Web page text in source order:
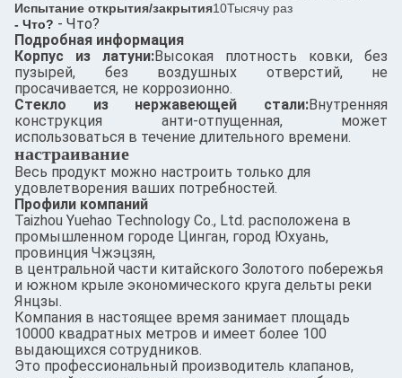
Испытание открытия/закрытия10Тысячу раз
- Что? - Что?
Подробная информация
Корпус из латуни:Высокая плотность ковки, без
пузырей, без воздушных отверстий, не
просачивается, не коррозионно.
Стекло из нержавеющей стали:Внутренняя
конструкция анти-отпущенная, может
использоваться в течение длительного времени.
настраивание
Весь продукт можно настроить только для
удовлетворения ваших потребностей.
Профили компаний
Taizhou Yuehao Technology Co., Ltd. расположена в
промышленном городе Цинган, город Юхуань,
провинция Чжэцзян,
в центральной части китайского Золотого побережья
и южном крыле экономического круга дельты реки
Янцзы.
Компания в настоящее время занимает площадь
10000 квадратных метров и имеет более 100
выдающихся сотрудников.
Это профессиональный производитель клапанов,